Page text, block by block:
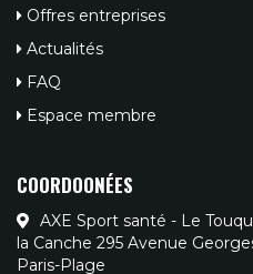
Offres entreprises
Actualités
FAQ
Espace membre
COORDOONÉES
AXE Sport santé - Le
la Canche 295 Avenue
Paris-Plage